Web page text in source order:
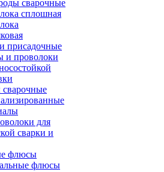
сварочные
сплошная
присадочные
и проволоки
для
сварки и
флюсы
флюсы